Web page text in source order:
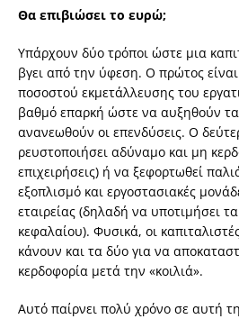
Θα επιβιώσει το ευρώ;
Υπάρχουν δύο τρόποι ώστε μια
βγει από την ύφεση. Ο πρώτος
ποσοστού εκμετάλλευσης του
βαθμό επαρκή ώστε να αυξηθούν
ανανεωθούν οι επενδύσεις. Ο
ρευστοποιήσει αδύναμο και μη
επιχειρήσεις) ή να ξεφορτωθεί
εξοπλισμό και εργοστασιακές
εταιρείας (δηλαδή να υποτιμήσει
κεφαλαίου). Φυσικά, οι
κάνουν και τα δύο για να
κερδοφορία μετά την «κοιλιά».
Αυτό παίρνει πολύ χρόνο σε αυτή